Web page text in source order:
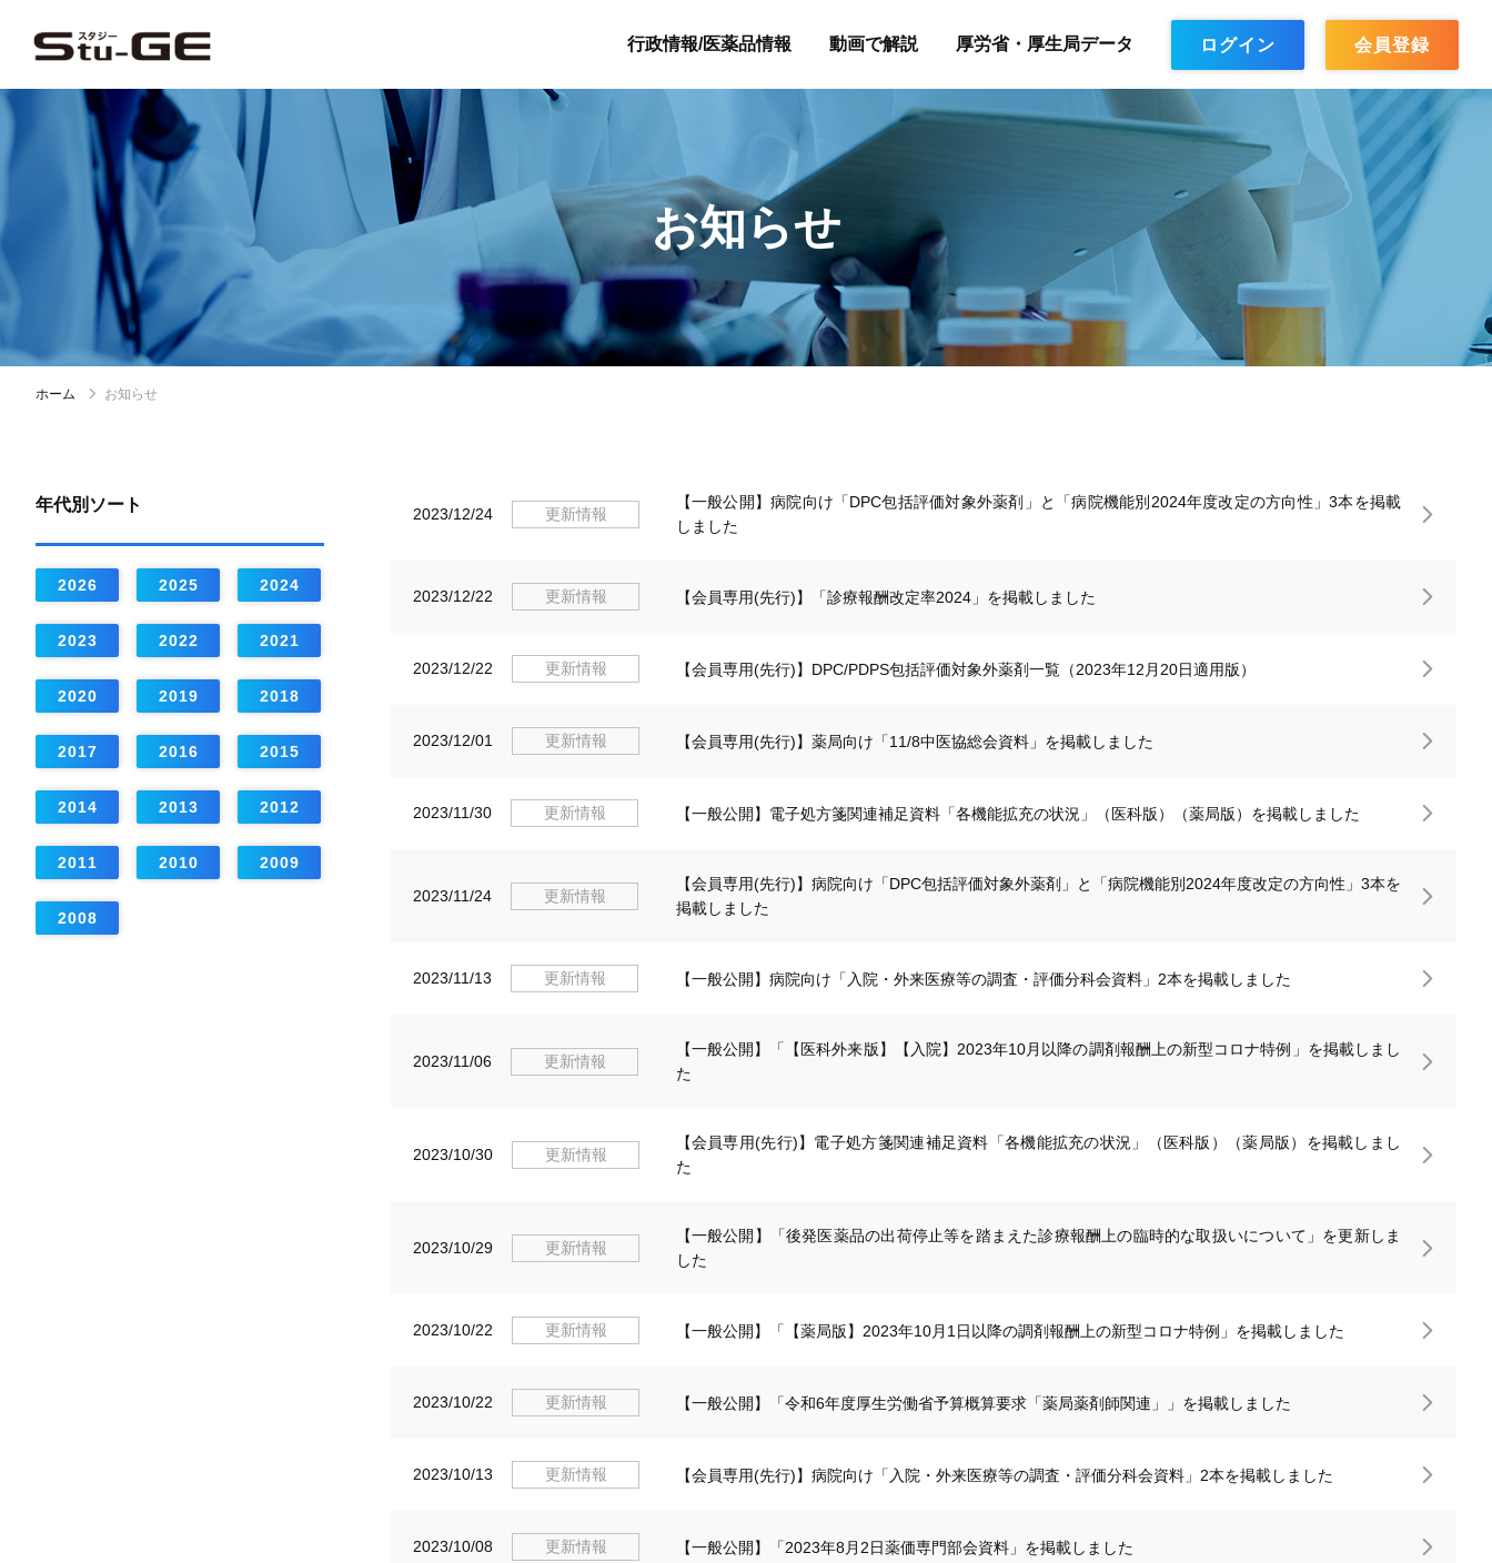
行政情報/医薬品情報 動画で解説 厚労省・厚生局データ ログイン 会員登録
お知らせ
ホーム お知らせ
2023/12/24 更新情報
【一般公開】病院向け「DPC包括評価対象外薬剤」と「病院機能別2024年度改定の方向性」3本を掲載
しました
2023/12/22 更新情報 【会員専用(先行)】「診療報酬改定率2024」を掲載しました
2023/12/22 更新情報 【会員専用(先行)】DPC/PDPS包括評価対象外薬剤一覧（2023年12月20日適用版）
2023/12/01 更新情報 【会員専用(先行)】薬局向け「11/8中医協総会資料」を掲載しました
2023/11/30 更新情報 【一般公開】電子処方箋関連補足資料「各機能拡充の状況」（医科版）（薬局版）を掲載しました
2023/11/24 更新情報
【会員専用(先行)】病院向け「DPC包括評価対象外薬剤」と「病院機能別2024年度改定の方向性」3本を
掲載しました
2023/11/13 更新情報 【一般公開】病院向け「入院・外来医療等の調査・評価分科会資料」2本を掲載しました
2023/11/06 更新情報
【一般公開】「【医科外来版】【入院】2023年10月以降の調剤報酬上の新型コロナ特例」を掲載しまし
た
2023/10/30 更新情報
【会員専用(先行)】電子処方箋関連補足資料「各機能拡充の状況」（医科版）（薬局版）を掲載しまし
た
2023/10/29 更新情報
【一般公開】「後発医薬品の出荷停止等を踏まえた診療報酬上の臨時的な取扱いについて」を更新しま
した
2023/10/22 更新情報 【一般公開】「【薬局版】2023年10月1日以降の調剤報酬上の新型コロナ特例」を掲載しました
2023/10/22 更新情報 【一般公開】「令和6年度厚生労働省予算概算要求「薬局薬剤師関連」」を掲載しました
2023/10/13 更新情報 【会員専用(先行)】病院向け「入院・外来医療等の調査・評価分科会資料」2本を掲載しました
2023/10/08 更新情報 【一般公開】「2023年8月2日薬価専門部会資料」を掲載しました
年代別ソート
2026 2025 2024
2023 2022 2021
2020 2019 2018
2017 2016 2015
2014 2013 2012
2011 2010 2009
2008